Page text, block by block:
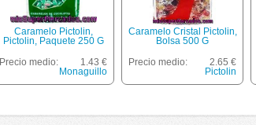
Caramelo Pictolin,
Pictolin, Paquete 250 G
Precio medio:
1.43 €
Monaguillo
Caramelo Cristal Pictolin,
Bolsa 500 G
Precio medio:
2.65 €
Pictolin